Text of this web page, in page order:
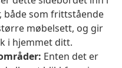
både som frittstående
møbelsett, og gir
i hjemmet ditt.
Enten det er